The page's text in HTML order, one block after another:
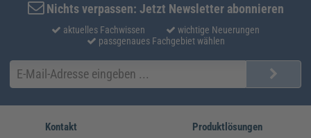
Nichts verpassen: Jetzt Newsletter abonnieren
aktuelles Fachwissen
wichtige Neuerungen
passgenaues Fachgebiet wählen
Kontakt Produktlösungen